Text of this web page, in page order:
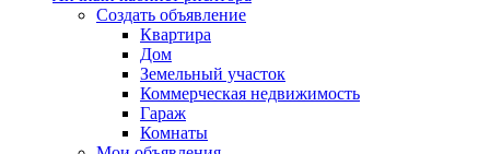
Cоздать объявление
Квартира
Дом
Земельный участок
Коммерческая недвижимость
Гараж
Комнаты